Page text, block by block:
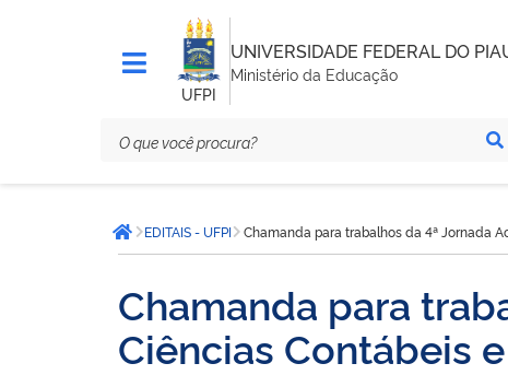
UFPI
UNIVERSIDADE FEDERAL DO
Ministério da Educação
está
aqui:Página inicial
EDITAIS - UFPI Chamanda para trabalhos da 4ª Jornada
Chamanda para
Ciências Contábeis